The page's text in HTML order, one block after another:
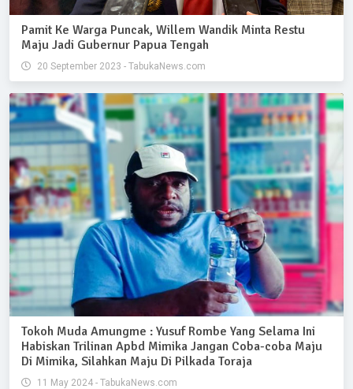
Pamit Ke Warga Puncak, Willem Wandik Minta Restu
Maju Jadi Gubernur Papua Tengah
20 September 2023 - TabukaNews.com
Tokoh Muda Amungme : Yusuf Rombe Yang Selama Ini
Habiskan Trilinan Apbd Mimika Jangan Coba-coba Maju
Di Mimika, Silahkan Maju Di Pilkada Toraja
11 May 2024 - TabukaNews.com